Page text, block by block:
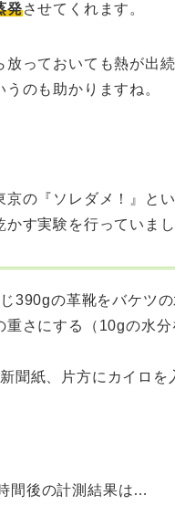
発させてくれます。
放っておいても熱が出
うのも助かりますね。
京の『ソレダメ！』と
かす実験を行っていまし
390gの革靴をバケツの
重さにする（10gの水
聞紙、片方にカイロを
間後の計測結果は…